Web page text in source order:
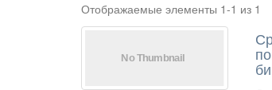
Отображаемые элементы 1-1 из 1